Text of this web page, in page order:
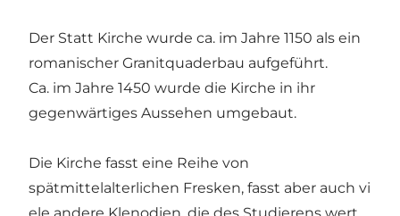
Der Statt Kirche wurde ca. im Jahre 1150 als ein
romanischer Granitquaderbau aufgeführt.
Ca. im Jahre 1450 wurde die Kirche in ihr
gegenwärtiges Aussehen umgebaut.
Die Kirche fasst eine Reihe von
spätmittelalterlichen Fresken, fasst aber auch vi